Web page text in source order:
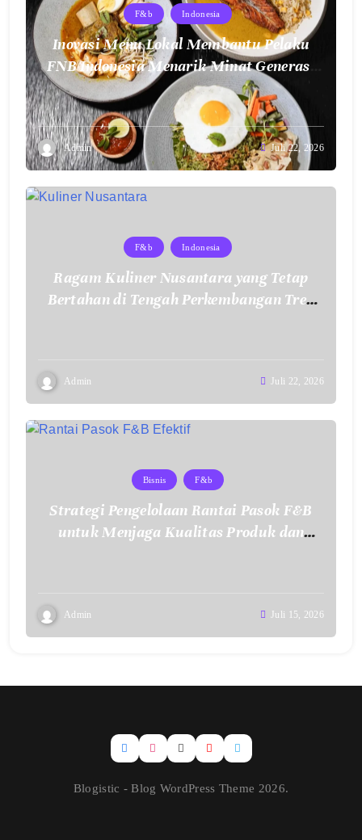
F&b Indonesia
Inovasi Menu Lokal Membantu Pelaku
FNB Indonesia Menarik Minat Generasi
Muda
Admin Juli 22, 2026
F&b Indonesia
Ragam Kuliner Nusantara yang Tetap
Bertahan di Tengah Perkembangan Tren
Admin Juli 22, 2026
Bisnis F&b
Strategi Pengelolaan Rantai Pasok F&B
untuk Menjaga Kualitas Produk dan
Admin Juli 15, 2026
Blogistic - Blog WordPress Theme 2026.